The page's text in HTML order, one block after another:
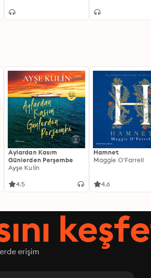
Aylardan Kasım
Günlerden Perşembe
Ayşe Kulin
4.5
Hamnet
Maggie O'Farrell
4.6
erişim